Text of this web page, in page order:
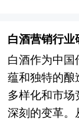
白酒营销行业
白酒作为中国
蕴和独特的酿
多样化和市场
深刻的变革。